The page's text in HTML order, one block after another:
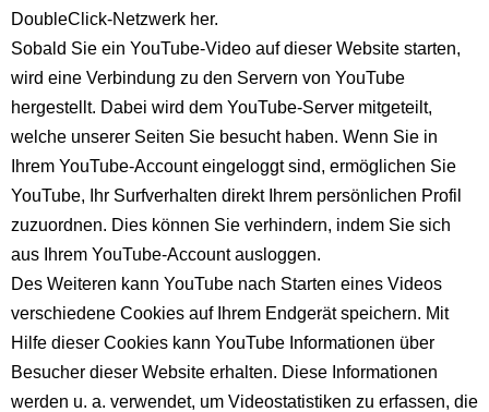
DoubleClick-Netzwerk her.
Sobald Sie ein YouTube-Video auf dieser Website starten,
wird eine Verbindung zu den Servern von YouTube
hergestellt. Dabei wird dem YouTube-Server mitgeteilt,
welche unserer Seiten Sie besucht haben. Wenn Sie in
Ihrem YouTube-Account eingeloggt sind, ermöglichen Sie
YouTube, Ihr Surfverhalten direkt Ihrem persönlichen Profil
zuzuordnen. Dies können Sie verhindern, indem Sie sich
aus Ihrem YouTube-Account ausloggen.
Des Weiteren kann YouTube nach Starten eines Videos
verschiedene Cookies auf Ihrem Endgerät speichern. Mit
Hilfe dieser Cookies kann YouTube Informationen über
Besucher dieser Website erhalten. Diese Informationen
werden u. a. verwendet, um Videostatistiken zu erfassen, die